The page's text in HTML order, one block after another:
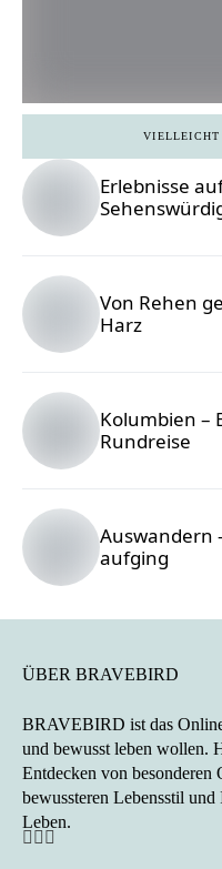
für
7
VIELLEICHT
Erlebnisse
Von Rehen
Harz
Kolumbien –
Rundreise
Auswandern
aufging
ÜBER BRAVEBIRD
BRAVEBIRD ist das
und bewusst leben wollen.
Entdecken von besonderen
bewussteren Lebensstil
Leben.